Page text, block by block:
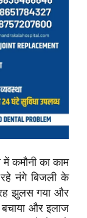
कमौनी का काम
नंगे बिजली के
झुलस गया और
और इलाज